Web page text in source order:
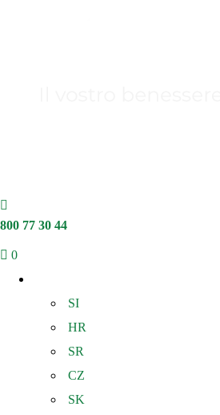
800 77 30 44
0
SI
HR
SR
CZ
SK